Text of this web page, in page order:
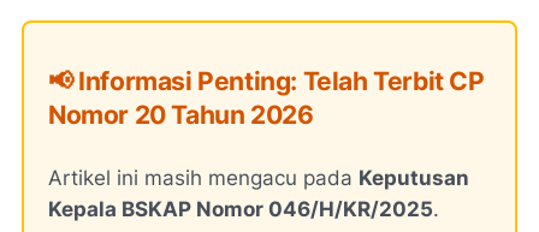
📢 Informasi Penting: Telah Terbit CP
Nomor 20 Tahun 2026
Artikel ini masih mengacu pada Keputusan
Kepala BSKAP Nomor 046/H/KR/2025.